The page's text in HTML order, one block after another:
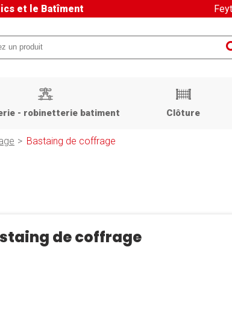
et le Batîment
- robinetterie batiment Clôture
Bastaing de coffrage
de coffrage